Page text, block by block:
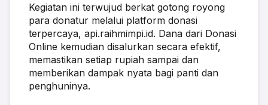
Kegiatan ini terwujud berkat gotong royong
para donatur melalui platform donasi
terpercaya, api.raihmimpi.id. Dana dari Donasi
Online kemudian disalurkan secara efektif,
memastikan setiap rupiah sampai dan
memberikan dampak nyata bagi panti dan
penghuninya.